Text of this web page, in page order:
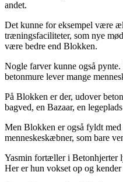
andet.
Det kunne for eksempel være
træningsfaciliteter, som nye
være bedre end Blokken.
Nogle farver kunne også
betonmure lever mange
På Blokken er der, udover
bagved, en Bazaar, en
Men Blokken er også fyldt med
menneskeskæbner, som bare
Yasmin fortæller i Betonhjerter
Her er hun vokset op og kender